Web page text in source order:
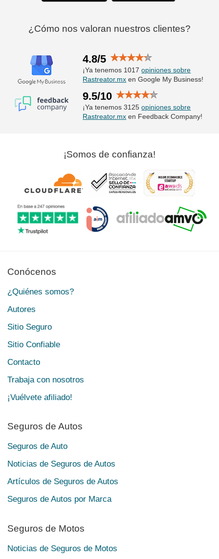
¿Cómo nos valoran nuestros clientes?
4.8/5
¡Ya tenemos 1017opiniones sobre
Rastreator.mx en Google My Business!
9.5/10
¡Ya tenemos 3125opiniones sobre
Rastreator.mx en Feedback Company!
¡Somos de confianza!
Conócenos
¿Quiénes somos?
Autores
Sitio Seguro
Sitio Confiable
Contacto
Trabaja con nosotros
¡Vuélvete afiliado!
Seguros de Autos
Seguros de Auto
Noticias de Seguros de Autos
Artículos de Seguros de Autos
Seguros de Autos por Marca
Seguros de Motos
Noticias de Seguros de Motos